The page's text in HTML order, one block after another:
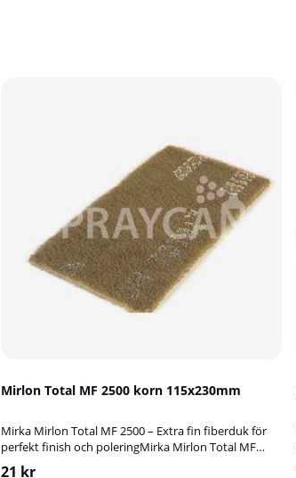
Mirlon Total MF 2500 korn 115x230mm
Mirka Mirlon Total MF 2500 – Extra fin fiberduk för
perfekt finish och poleringMirka Mirlon Total MF
2500 är en extra fin och flexibel fiberduk med
21 kr